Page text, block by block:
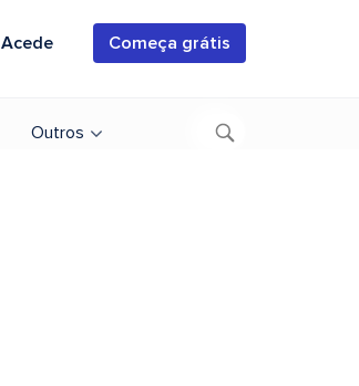
Acede Começa grátis
Outros